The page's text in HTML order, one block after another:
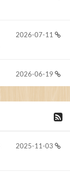
2026-07-11
2026-06-19
2026-06-18
2025-11-03